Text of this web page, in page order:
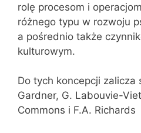
rolę procesom i operacjom
różnego typu w rozwoju
a pośrednio także
kulturowym.
Do tych koncepcji zalicza
Gardner, G. Labouvie-
Commons i F.A. Richards